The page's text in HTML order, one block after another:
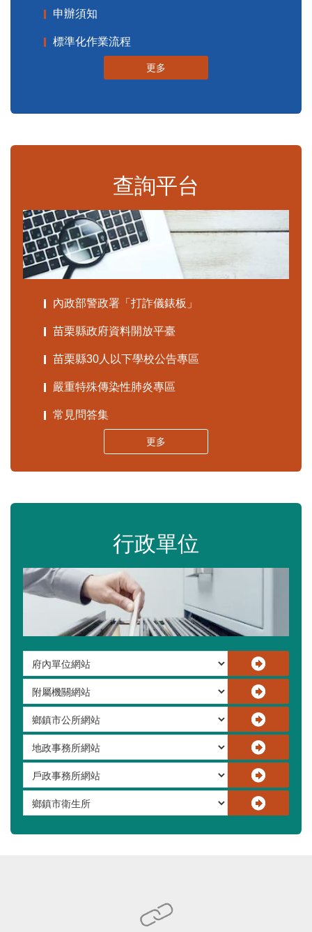
申辦須知
標準化作業流程
更多
查詢平台
內政部警政署「打詐儀錶板」
苗栗縣政府資料開放平臺
苗栗縣30人以下學校公告專區
嚴重特殊傳染性肺炎專區
常見問答集
更多
行政單位